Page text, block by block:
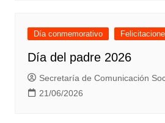
Día conmemorativo
Día del padre 2026
Secretaría de Comunicación
21/06/2026